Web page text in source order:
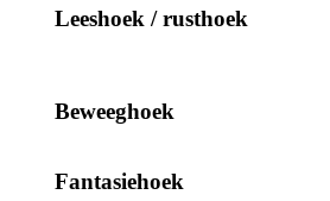
Leeshoek / rusthoek
Beweeghoek
Fantasiehoek